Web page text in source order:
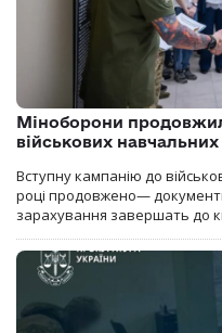
Міноборони
військових навчальних
Вступну кампанію до
році продовжено—
зарахування завершать до